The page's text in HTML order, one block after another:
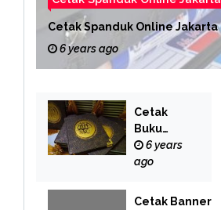
Cetak Spanduk Online Jakarta
6 years ago
Cetak
Buku
Yasin
Online
6 years
ago
Cetak Banner